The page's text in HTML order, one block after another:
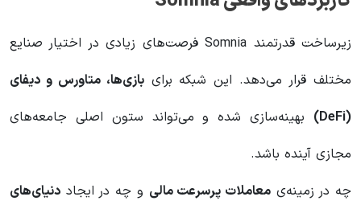
زیرساخت قدرتمند Somnia فرصت‌های زیادی در اختیار صنایع
مختلف قرار می‌دهد. این شبکه برایبازی‌ها، متاورس و دیفای
(DeFi)
بهینه‌سازی شده و می‌تواند ستون اصلی جامعه‌های
مجازی آینده باشد.
چه در زمینه‌یمعاملات پرسرعت مالی و چه در ایجاد دنیای‌های